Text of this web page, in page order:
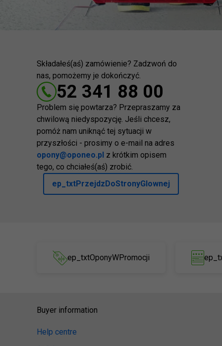
Składałeś(aś) zamówienie? Zadzwoń do
nas, pomożemy je dokończyć.
52 341 88 00
Problem się powtarza? Przepraszamy za
chwilową niedyspozycję. Jeśli chcesz,
pomóż nam uniknąć tej sytuacji w
przyszłości - prosimy o e-mail na adres
opony@oponeo.pl z krótkim opisem
tego, co chciałeś(aś) zrobić.
ep_txtPrzejdzDoStronyGlownej
ep_txtOponyWPromocji
Buyer information
Help centre